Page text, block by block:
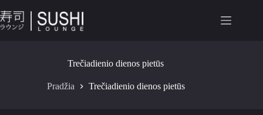
Trečiadienio dienos pietūs
Pradžia Trečiadienio dienos pietūs